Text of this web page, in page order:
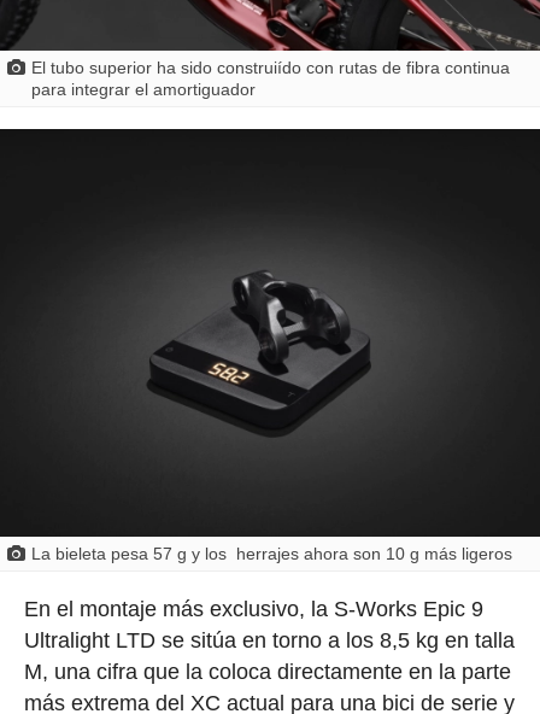
El tubo superior ha sido construiído con rutas de fibra continua
para integrar el amortiguador
La bieleta pesa 57 g y los herrajes ahora son 10 g más ligeros
En el montaje más exclusivo, la S-Works Epic 9
Ultralight LTD se sitúa en torno a los 8,5 kg en talla
M, una cifra que la coloca directamente en la parte
más extrema del XC actual para una bici de serie y